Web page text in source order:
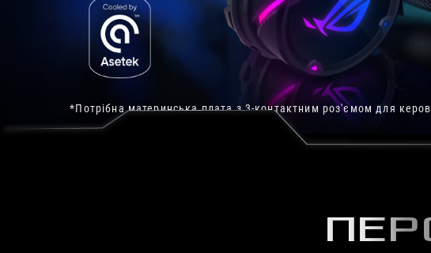
*Потрібна материнська плата з 3-контактним роз'ємом для